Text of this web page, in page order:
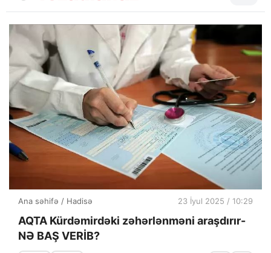
Ana səhifə / Hadisə 23 İyul 2025 / 10:29
AQTA Kürdəmirdəki zəhərlənməni araşdırır-
NƏ BAŞ VERİB?